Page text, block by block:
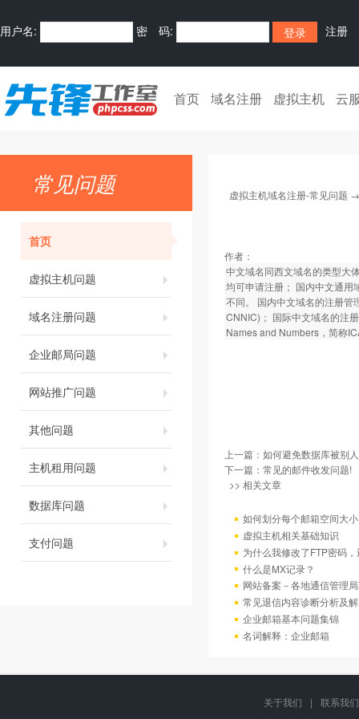
用户名: 密 码: 注册
首页 域名注册 虚拟主机 云
常见问题
首页
虚拟主机问题
域名注册问题
企业邮局问题
网站推广问题
其他问题
主机租用问题
数据库问题
支付问题
虚拟主机域名注册-常见问题
作者：
中文域名同西文域名的类型大
均可申请注册； 国内中文通用
不同。 国内中文域名的注册
CNNIC)； 国际中文域名的注
Names and Numbers，简称
上一篇： 如何避免数据库被别
下一篇： 常见的邮件收发问题!
>> 相关文章
如何划分每个邮箱空间大
虚拟主机相关基础知识
为什么我修改了FTP密码
什么是MX记录？
网站备案－各地通信管理
常见退信内容诊断分析及
企业邮箱基本问题集锦
名词解释：企业邮箱
关于我们 |
联系我们